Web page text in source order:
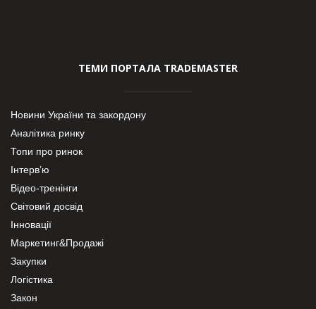
ТЕМИ ПОРТАЛА TRADEMASTER
Новини України та закордону
Аналітика ринку
Топи про ринок
Інтерв’ю
Відео-тренінги
Світовий досвід
Інновації
Маркетинг&Продажі
Закупки
Логістика
Закон